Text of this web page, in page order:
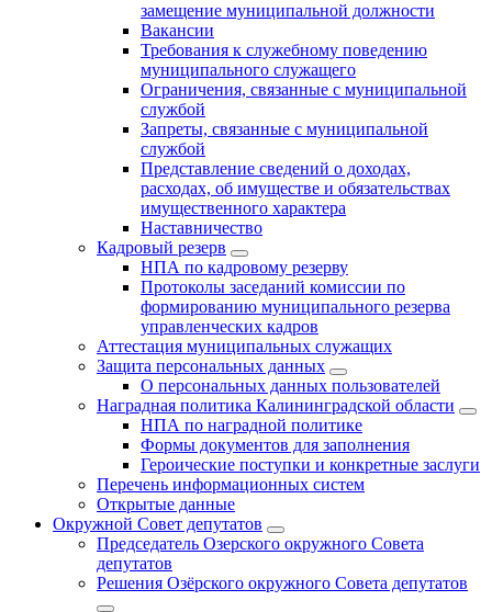
замещение муниципальной должности
Вакансии
Требования к служебному поведению
муниципального служащего
Ограничения, связанные с муниципальной
службой
Запреты, связанные с муниципальной
службой
Представление сведений о доходах,
расходах, об имуществе и обязательствах
имущественного характера
Наставничество
Кадровый резерв
НПА по кадровому резерву
Протоколы заседаний комиссии по
формированию муниципального резерва
управленческих кадров
Аттестация муниципальных служащих
Защита персональных данных
О персональных данных пользователей
Наградная политика Калининградской области
НПА по наградной политике
Формы документов для заполнения
Героические поступки и конкретные заслуги
Перечень информационных систем
Открытые данные
Окружной Совет депутатов
Председатель Озерского окружного Совета
депутатов
Решения Озёрского окружного Совета депутатов